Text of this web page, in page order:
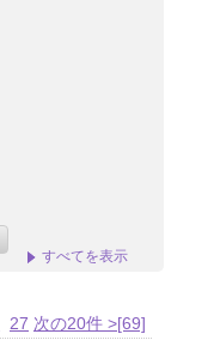
すべてを表示
27 次の20件 >[69]